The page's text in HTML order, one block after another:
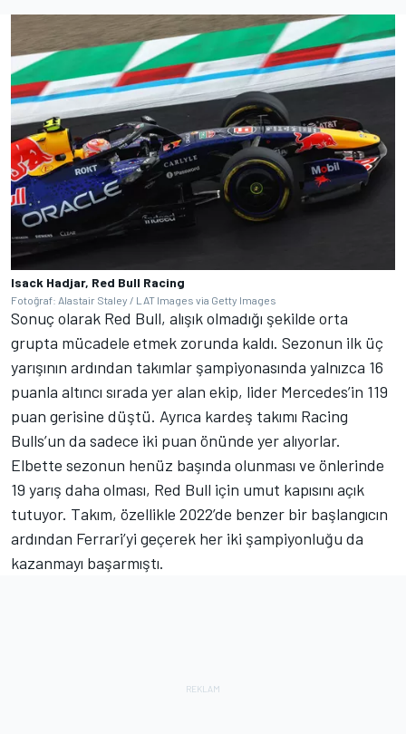
Isack Hadjar, Red Bull Racing
Fotoğraf: Alastair Staley / LAT Images via Getty Images
Sonuç olarak Red Bull, alışık olmadığı şekilde orta
grupta mücadele etmek zorunda kaldı. Sezonun ilk üç
yarışının ardından takımlar şampiyonasında yalnızca 16
puanla altıncı sırada yer alan ekip, lider Mercedes’in 119
puan gerisine düştü. Ayrıca kardeş takımı Racing
Bulls’un da sadece iki puan önünde yer alıyorlar.
Elbette sezonun henüz başında olunması ve önlerinde
19 yarış daha olması, Red Bull için umut kapısını açık
tutuyor. Takım, özellikle 2022’de benzer bir başlangıcın
ardından Ferrari’yi geçerek her iki şampiyonluğu da
kazanmayı başarmıştı.